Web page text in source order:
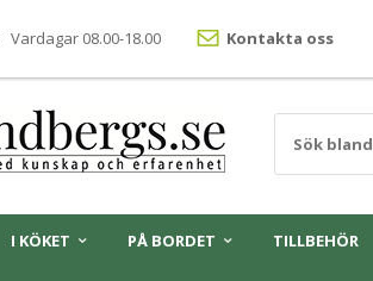
Vardagar 08.00-18.00 Kontakta oss
I KÖKET PÅ BORDET TILLBEHÖR